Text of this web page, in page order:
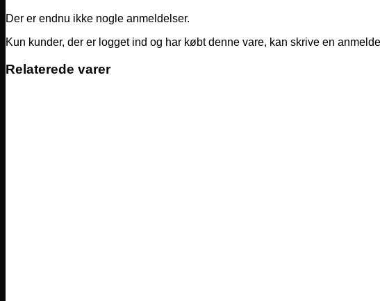
Der er endnu ikke nogle anmeldelser.
Kun kunder, der er logget ind og har købt denne vare, kan skrive en
Relaterede varer